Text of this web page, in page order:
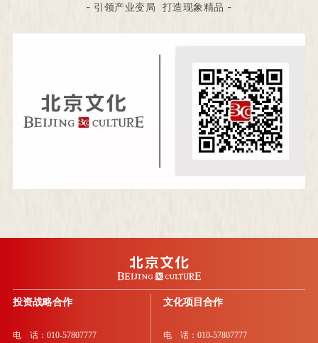
- 引领产业变局 打造现象精品 -
投资战略合作
电 话：010-57807777
文化项目合作
电 话：010-57807777